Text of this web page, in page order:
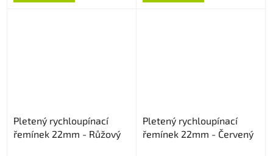
Pletený rychloupínací
řemínek 22mm - Růžový
Pletený rychloupínací
řemínek 22mm - Červený